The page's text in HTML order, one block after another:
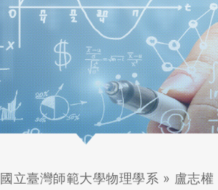
國立臺灣師範大學物理學系 » 盧志權